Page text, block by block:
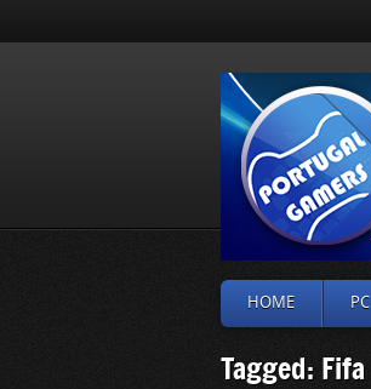
HOME PC
Tagged: Fifa